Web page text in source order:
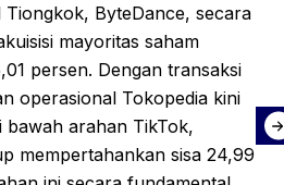
Tiongkok, ByteDance, secara
mayoritas saham
persen. Dengan transaksi
operasional Tokopedia kini
bawah arahan TikTok,
mempertahankan sisa 24,99